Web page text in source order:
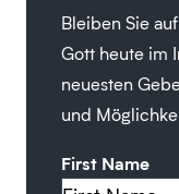
Bleiben Sie
Gott heute im
neuesten
und
First Name